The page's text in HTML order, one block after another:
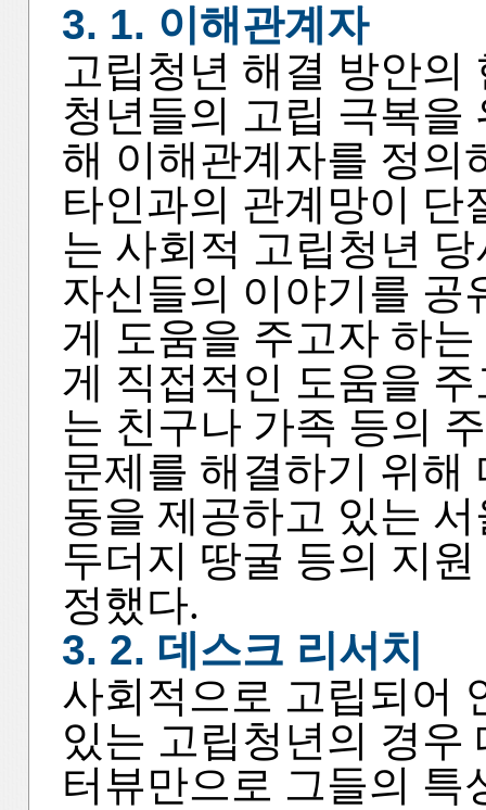
3. 1. 이해관계자
고립청년 해결 방안의
청년들의 고립 극복을
해 이해관계자를 정의
타인과의 관계망이 단
는 사회적 고립청년
자신들의 이야기를 공
게 도움을 주고자 하
게 직접적인 도움을
는 친구나 가족 등의
문제를 해결하기 위해
동을 제공하고 있는
두더지 땅굴 등의 지
정했다.
3. 2. 데스크 리서치
사회적으로 고립되어
있는 고립청년의 경우
터뷰만으로 그들의 특